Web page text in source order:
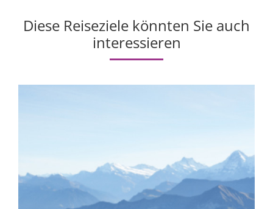
Diese Reiseziele könnten Sie auch
interessieren